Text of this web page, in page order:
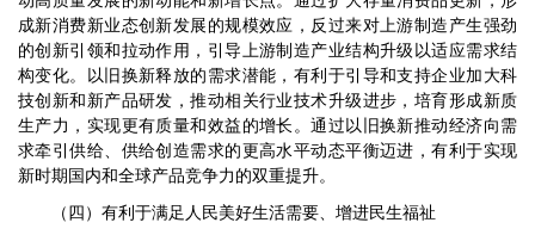
成新消费新业态创新发展的规模效应，反过来对上游制造产生强劲
的创新引领和拉动作用，引导上游制造产业结构升级以适应需求结
构变化。以旧换新释放的需求潜能，有利于引导和支持企业加大科
技创新和新产品研发，推动相关行业技术升级进步，培育形成新质
生产力，实现更有质量和效益的增长。通过以旧换新推动经济向需
求牵引供给、供给创造需求的更高水平动态平衡迈进，有利于实现
新时期国内和全球产品竞争力的双重提升。
（四）有利于满足人民美好生活需要、增进民生福祉